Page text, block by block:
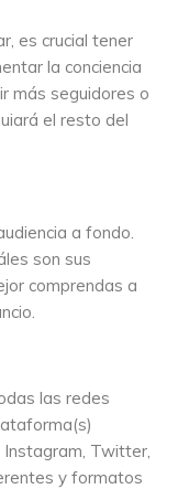
es crucial tener
la conciencia
más seguidores o
el resto del
a fondo.
son sus
comprendas a
las redes
Instagram, Twitter,
y formatos